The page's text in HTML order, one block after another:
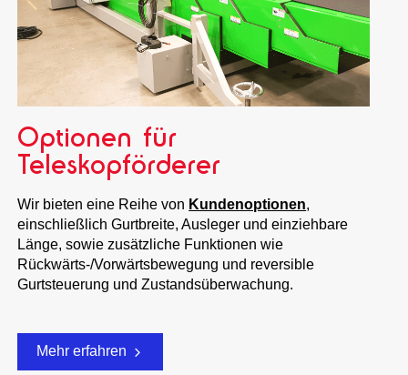
Optionen für
Teleskopförderer
Wir bieten eine Reihe von Kundenoptionen,
einschließlich Gurtbreite, Ausleger und einziehbare
Länge, sowie zusätzliche Funktionen wie
Rückwärts-/Vorwärtsbewegung und reversible
Gurtsteuerung und Zustandsüberwachung.
Mehr erfahren